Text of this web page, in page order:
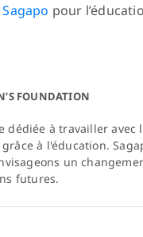
pour
FOUNDATION
à travailler
à l'éducation.
un
futures.